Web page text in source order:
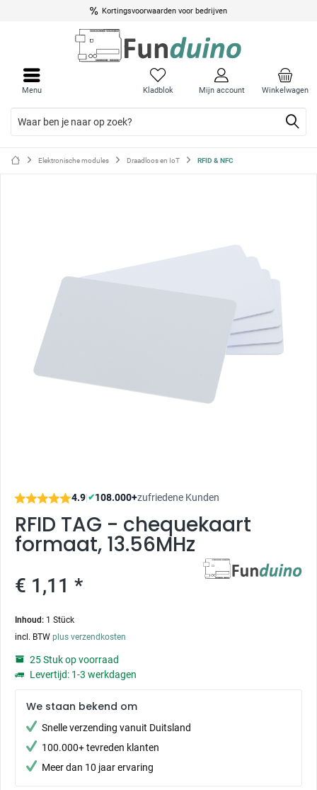
Kortingsvoorwaarden voor bedrijven
Winkelwagen
Kladblok Mijn account
Menu
Elektronische modules Draadloos en IoT RFID & NFC
4.9|✔108.000+zufriedene Kunden
RFID TAG - chequekaart
formaat, 13.56MHz
€ 1,11 *
Inhoud: 1 Stück
incl. BTW plus verzendkosten
25 Stuk op voorraad
Levertijd: 1-3 werkdagen
We staan bekend om
Snelle verzending vanuit Duitsland
100.000+ tevreden klanten
Meer dan 10 jaar ervaring